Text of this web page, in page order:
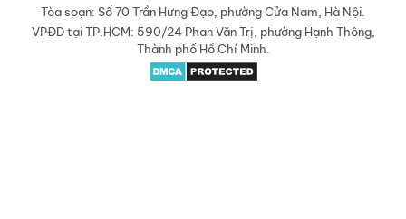
Tòa soạn: Số 70 Trần Hưng Đạo, phường Cửa Nam, Hà Nội.
VPĐD tại TP.HCM: 590/24 Phan Văn Trị, phường Hạnh Thông,
Thành phố Hồ Chí Minh.